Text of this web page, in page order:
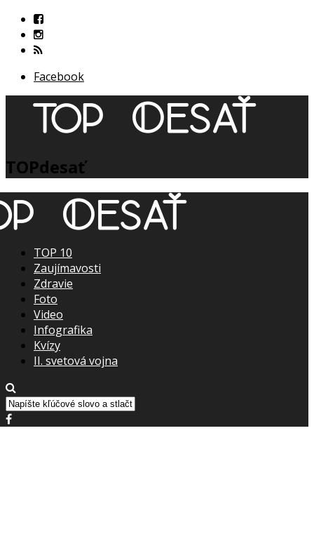
Facebook
TOPdesať
TOP 10
Zaujímavosti
Zdravie
Foto
Video
Infografika
Kvízy
II. svetová vojna